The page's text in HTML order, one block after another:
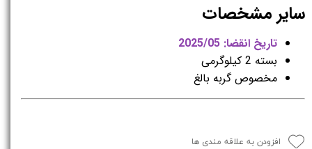
سایر مشخصات
تاریخ انقضا: 2025/05
بسته 2 کیلوگرمی
مخصوص گربه بالغ
افزودن به علاقه مندی ها